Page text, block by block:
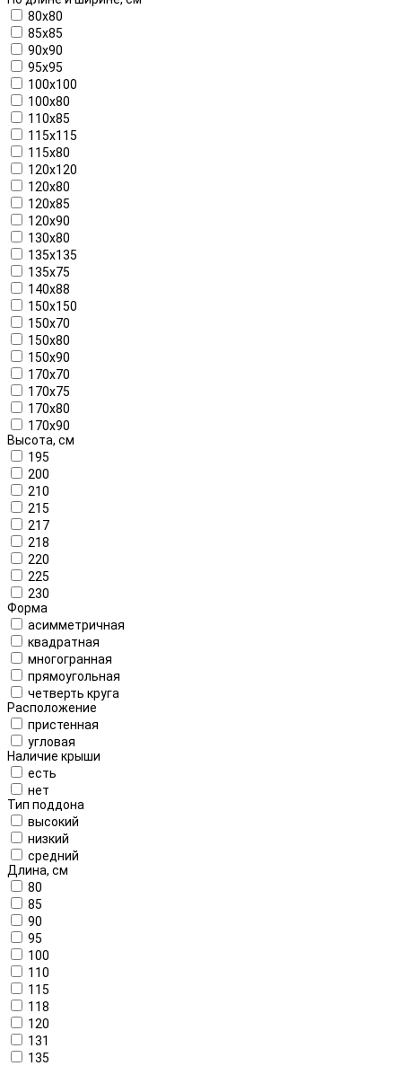
80x80
85x85
90x90
95x95
100x100
100x80
110x85
115x115
115x80
120x120
120x80
120x85
120x90
130x80
135x135
135x75
140x88
150x150
150x70
150x80
150x90
170x70
170x75
170x80
170x90
Высота, см
195
200
210
215
217
218
220
225
230
Форма
асимметричная
квадратная
многогранная
прямоугольная
четверть круга
Расположение
пристенная
угловая
Наличие крыши
есть
нет
Тип поддона
высокий
низкий
средний
Длина, см
80
85
90
95
100
110
115
118
120
131
135